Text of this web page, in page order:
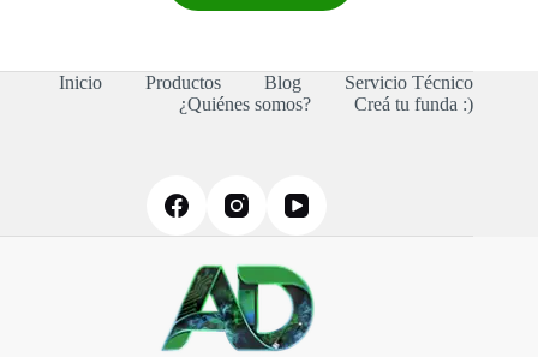
Inicio Productos Blog
Servicio Técnico
¿Quiénes somos?
Creá tu funda :)